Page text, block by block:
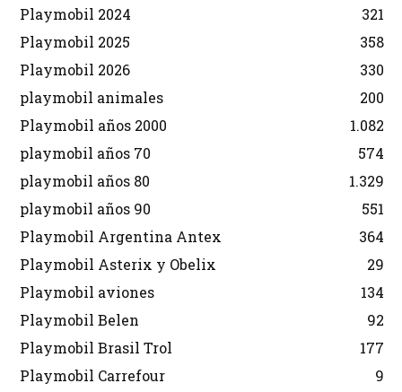
Playmobil 2024
321
Playmobil 2025
358
Playmobil 2026
330
playmobil animales
200
Playmobil años 2000
1.082
playmobil años 70
574
playmobil años 80
1.329
playmobil años 90
551
Playmobil Argentina Antex
364
Playmobil Asterix y Obelix
29
Playmobil aviones
134
Playmobil Belen
92
Playmobil Brasil Trol
177
Playmobil Carrefour
9